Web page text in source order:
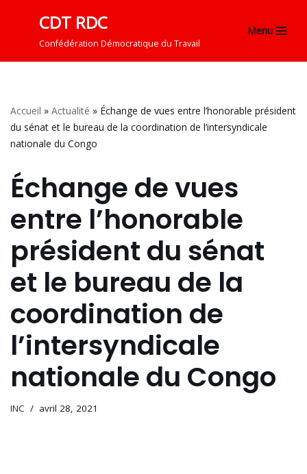
CDT RDC
Confédération Démocratique du Travail
Menu
Accueil » Actualité » Échange de vues entre l’honorable président
du sénat et le bureau de la coordination de l’intersyndicale
nationale du Congo
Échange de vues
entre l’honorable
président du sénat
et le bureau de la
coordination de
l’intersyndicale
nationale du Congo
INC avril 28, 2021